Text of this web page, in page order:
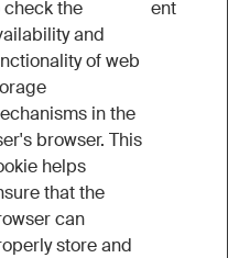
check the
and
of web
in the
browser. This
helps
that the
can
store and
ent